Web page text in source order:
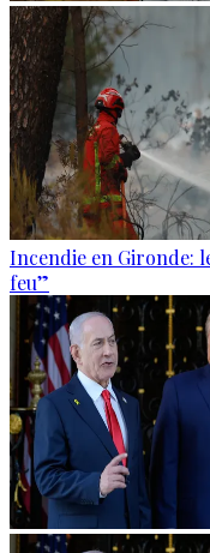
Incendie en Gironde:
feu”